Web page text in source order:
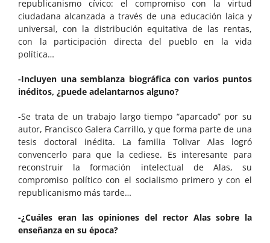
republicanismo cívico: el compromiso con la virtud
ciudadana alcanzada a través de una educación laica y
universal, con la distribución equitativa de las rentas,
con la participación directa del pueblo en la vida
política…
-Incluyen una semblanza biográfica con varios puntos
inéditos, ¿puede adelantarnos alguno?
-Se trata de un trabajo largo tiempo “aparcado” por su
autor, Francisco Galera Carrillo, y que forma parte de una
tesis doctoral inédita. La familia Tolivar Alas logró
convencerlo para que la cediese. Es interesante para
reconstruir la formación intelectual de Alas, su
compromiso político con el socialismo primero y con el
republicanismo más tarde…
-¿Cuáles eran las opiniones del rector Alas sobre la
enseñanza en su época?